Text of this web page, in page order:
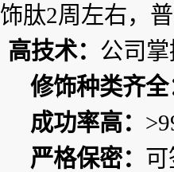
饰肽2周左右，
高技术： 公司
修饰种类齐全
成功率高：
严格保密： 可